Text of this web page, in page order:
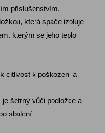
příslušenstvím,
která spáče izoluje
kterým se jeho teplo
citlivost k poškození a
šetrný vůči podložce a
sbalení